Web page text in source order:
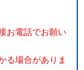
お電話でお願い
る場合がありま